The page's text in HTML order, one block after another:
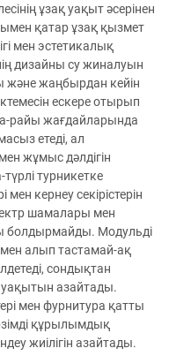
ұзақ уақыт әсерінен
қатар ұзақ қызмет
мен эстетикалық
дизайны су жиналуын
жаңбырдан кейін
ескере отырып
райы жағдайларында
етеді, ал
жұмыс дәлдігін
турникетке
кернеу секірістерін
шамалары мен
болдырмайды. Модульді
алып тастамай-ақ
сондықтан
уақытын азайтады.
мен фурнитура қатты
құрылымдық
жиілігін азайтады.